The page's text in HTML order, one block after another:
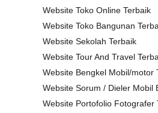
Website Toko Online Terbaik
Website Toko Bangunan
Website Sekolah Terbaik
Website Tour And Travel
Website Bengkel Mobil/motor
Website Sorum / Dieler Mobil
Website Portofolio Fotografer